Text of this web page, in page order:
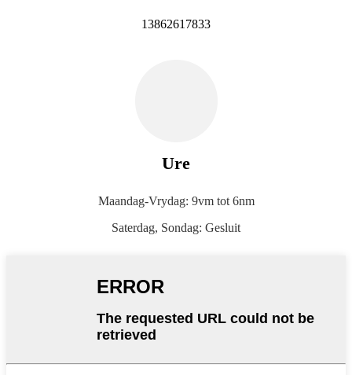
13862617833
Ure
Maandag-Vrydag: 9vm tot 6nm
Saterdag, Sondag: Gesluit